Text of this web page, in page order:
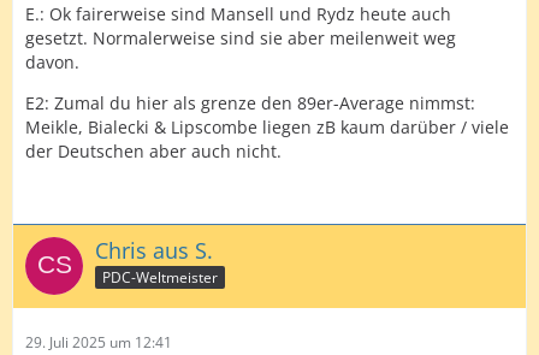
E.: Ok fairerweise sind Mansell und Rydz heute auch
gesetzt. Normalerweise sind sie aber meilenweit weg
davon.
E2: Zumal du hier als grenze den 89er-Average nimmst:
Meikle, Bialecki & Lipscombe liegen zB kaum darüber / viele
der Deutschen aber auch nicht.
Chris aus S.
PDC-Weltmeister
29. Juli 2025 um 12:41